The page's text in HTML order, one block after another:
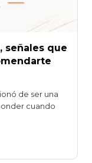
señales que
de ser una
cuando